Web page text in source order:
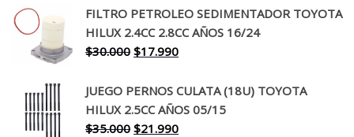
original
era:
$260.000.
actual
es:
FILTRO PETROLEO SEDIMENTADOR TOYOTA
HILUX 2.4CC 2.8CC AÑOS 16/24
$30.000 El
original
era:
$30.000.
$17.990El
actual
es:
$17.990.
JUEGO PERNOS CULATA (18U) TOYOTA
HILUX 2.5CC AÑOS 05/15
$35.000 El
$21.990El